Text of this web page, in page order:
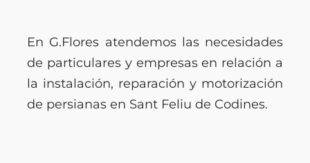
En G.Flores atendemos las necesidades
de particulares y empresas en relación a
la instalación, reparación y motorización
de persianas en Sant Feliu de Codines.